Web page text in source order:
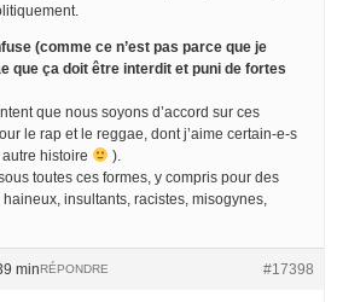
(comme ce n’est pas parce que je
que ça doit être interdit et puni de fortes
que nous soyons d’accord sur ces
le rap et le reggae, dont j’aime certain-e-s
autre histoire
).
toutes ces formes, y compris pour des
insultants, racistes, misogynes,
min #17398
RÉPONDRE